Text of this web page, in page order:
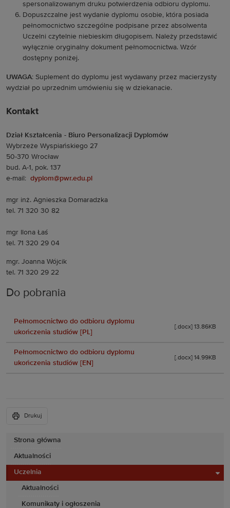
Strona główna
Aktualności
Uczelnia
Aktualności
Komunikaty i ogłoszenia
spersonalizowanym druku potwierdzenia odbioru dyplomu.
Dopuszczalne jest wydanie dyplomu osobie, która posiada
pełnomocnictwo szczególne podpisane przez absolwenta
Uczelni czytelnie niebieskim długopisem. Należy przedstawić
wyłącznie oryginalny dokument pełnomocnictwa. Wzór
dostępny poniżej.
UWAGA: Suplement do dyplomu jest wydawany przez macierzysty
wydział po uprzednim umówieniu się w dziekanacie.
Kontakt
Dział Kształcenia - Biuro Personalizacji Dyplomów
Wybrzeże Wyspiańskiego 27
50-370 Wrocław
bud. A-1, pok. 137
e-mail: dyplom@pwr.edu.pl
mgr inż. Agnieszka Domaradzka
tel. 71 320 30 82
mgr Ilona Łaś
tel. 71 320 29 04
mgr. Joanna Wójcik
tel. 71 320 29 22
Do pobrania
Pełnomocnictwo do odbioru dyplomu
ukończenia studiów [PL]
[.docx] 13.86KB
Pełnomocnictwo do odbioru dyplomu
ukończenia studiów [EN]
[.docx] 14.99KB
Drukuj